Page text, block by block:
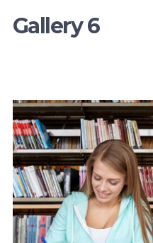
Gallery 6